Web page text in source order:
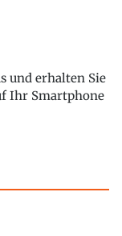
und erhalten Sie
Ihr Smartphone